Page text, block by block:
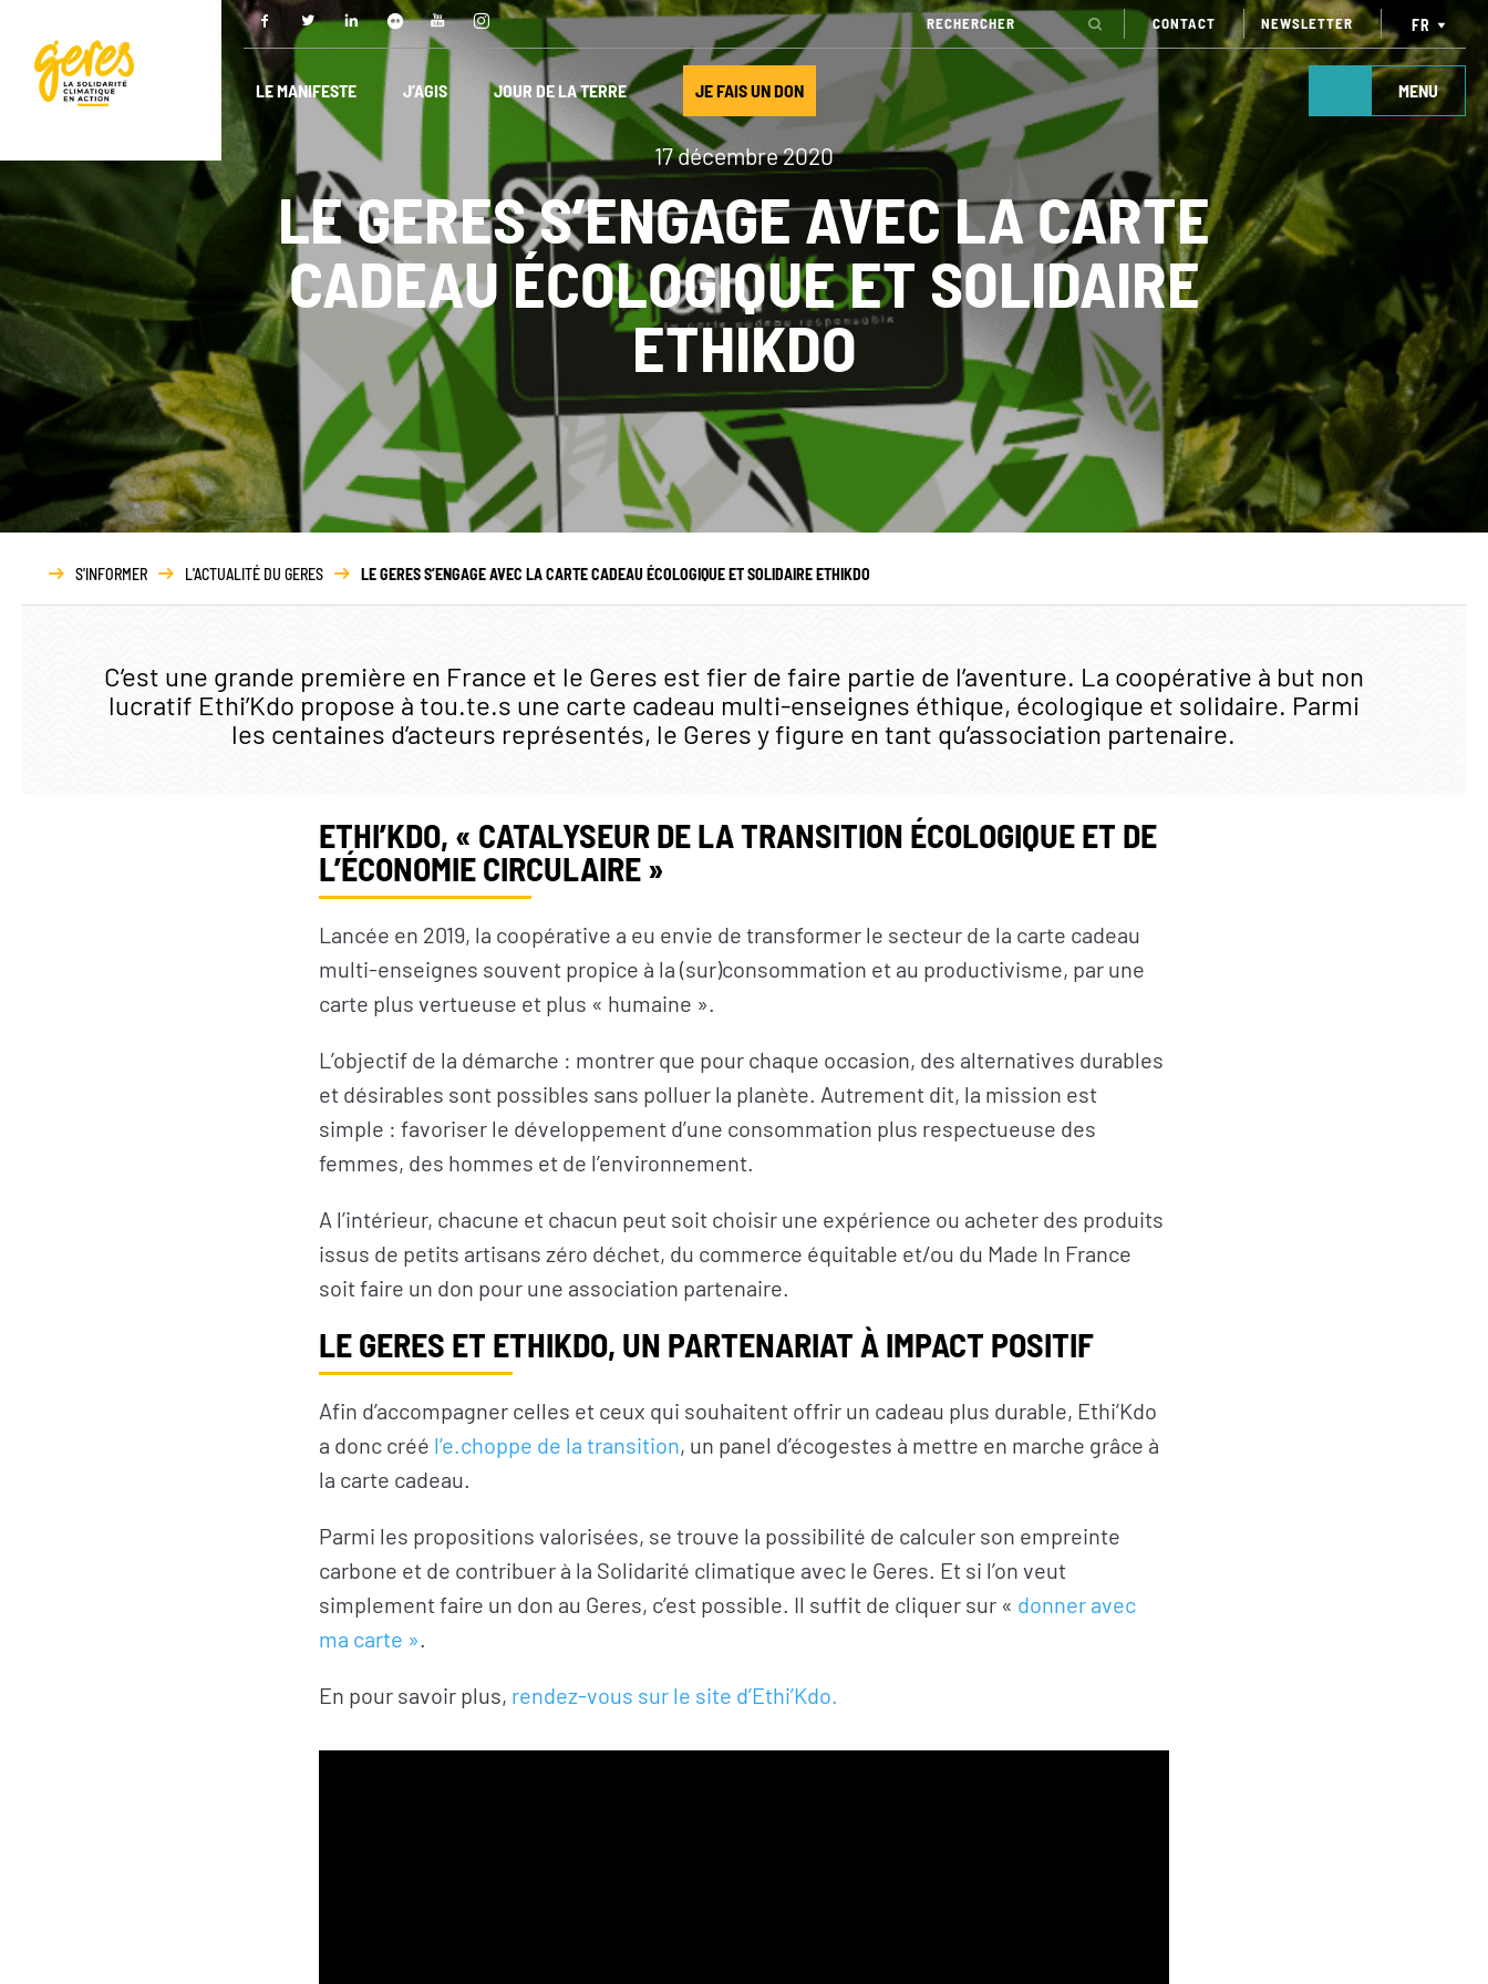
CONTACT NEWSLETTER FR
LE MANIFESTE J’AGIS JOUR DE LA TERRE JE FAIS UN DON MENU
NOUS DÉCOUVRIR
Qui sommes-nous ?
Transparence
Nos partenaires
NOS ACTIONS
Pays d’intervention
Nos expertises
Offres de services
S’INFORMER
L’actualité du Geres
Guides et études
Décryptages
AGIR
Citoyen·ne·s
Institutions et
collectivités
Fondations
17 décembre 2020
LE GERES S’ENGAGE AVEC LA CARTE
CADEAU ÉCOLOGIQUE ET SOLIDAIRE
ETHIKDO
S'INFORMER L'ACTUALITÉ DU GERES LE GERES S’ENGAGE AVEC LA CARTE CADEAU ÉCOLOGIQUE ET SOLIDAIRE ETHIKDO
C’est une grande première en France et le Geres est fier de faire partie de l’aventure. La coopérative à but non
lucratif Ethi’Kdo propose à tou.te.s une carte cadeau multi-enseignes éthique, écologique et solidaire. Parmi
les centaines d’acteurs représentés, le Geres y figure en tant qu’association partenaire.
ETHI’KDO, « CATALYSEUR DE LA TRANSITION ÉCOLOGIQUE ET DE
L’ÉCONOMIE CIRCULAIRE »
Lancée en 2019, la coopérative a eu envie de transformer le secteur de la carte cadeau
multi-enseignes souvent propice à la (sur)consommation et au productivisme, par une
carte plus vertueuse et plus « humaine ».
L’objectif de la démarche : montrer que pour chaque occasion, des alternatives durables
et désirables sont possibles sans polluer la planète. Autrement dit, la mission est
simple : favoriser le développement d’une consommation plus respectueuse des
femmes, des hommes et de l’environnement.
A l’intérieur, chacune et chacun peut soit choisir une expérience ou acheter des produits
issus de petits artisans zéro déchet, du commerce équitable et/ou du Made In France
soit faire un don pour une association partenaire.
LE GERES ET ETHIKDO, UN PARTENARIAT À IMPACT POSITIF
Afin d’accompagner celles et ceux qui souhaitent offrir un cadeau plus durable, Ethi’Kdo
a donc créé l’e.choppe de la transition, un panel d’écogestes à mettre en marche grâce à
la carte cadeau.
Parmi les propositions valorisées, se trouve la possibilité de calculer son empreinte
carbone et de contribuer à la Solidarité climatique avec le Geres. Et si l’on veut
simplement faire un don au Geres, c’est possible. Il suffit de cliquer sur « donner avec
ma carte ».
En pour savoir plus, rendez-vous sur le site d’Ethi’Kdo.